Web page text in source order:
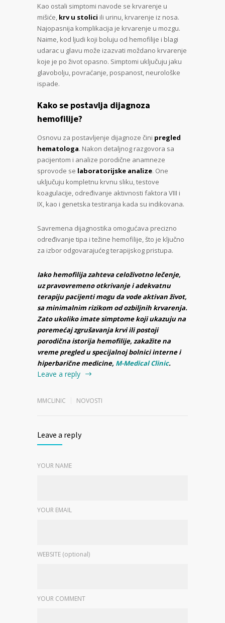
Kao ostali simptomi navode se krvarenje u
mišiće, krv u stolici ili urinu, krvarenje iz nosa.
Najopasnija komplikacija je krvarenje u mozgu.
Naime, kod ljudi koji boluju od hemofilije i blagi
udarac u glavu može izazvati moždano krvarenje
koje je po život opasno. Simptomi uključuju jaku
glavobolju, povraćanje, pospanost, neurološke
ispade.
Kako se postavlja dijagnoza
hemofilije?
Osnovu za postavljenje dijagnoze čini pregled
hematologa. Nakon detaljnog razgovora sa
pacijentom i analize porodične anamneze
sprovode se laboratorijske analize. One
uključuju kompletnu krvnu sliku, testove
koagulacije, određivanje aktivnosti faktora VIII i
IX, kao i genetska testiranja kada su indikovana.
Savremena dijagnostika omogućava precizno
određivanje tipa i težine hemofilije, što je ključno
za izbor odgovarajućeg terapijskog pristupa.
Iako hemofilija zahteva celoživotno lečenje,
uz pravovremeno otkrivanje i adekvatnu
terapiju pacijenti mogu da vode aktivan život,
sa minimalnim rizikom od ozbiljnih krvarenja.
Zato ukoliko imate simptome koji ukazuju na
poremećaj zgrušavanja krvi ili postoji
porodična istorija hemofilije, zakažite na
vreme pregled u specijalnoj bolnici interne i
hiperbarične medicine, M-Medical Clinic.
Leave a reply
MMCLINIC NOVOSTI
Leave a reply
YOUR NAME
YOUR EMAIL
WEBSITE (optional)
YOUR COMMENT